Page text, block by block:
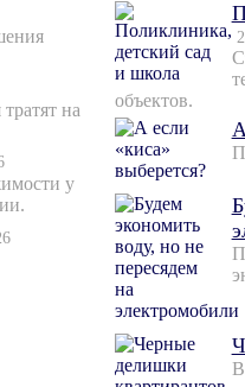
на
у
объектов.
В